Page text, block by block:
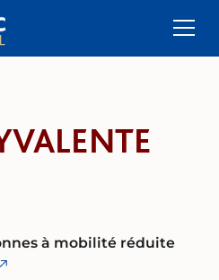
à mobilité réduite